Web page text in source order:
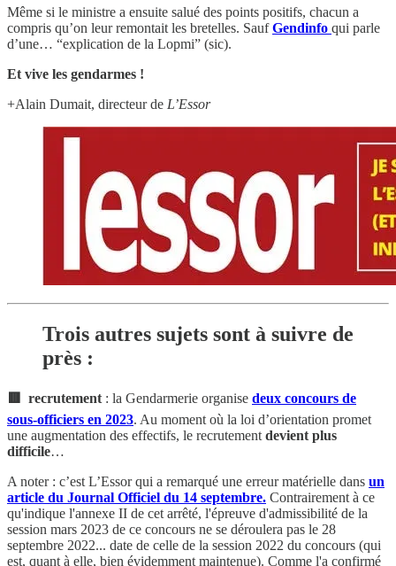
Même si le ministre a ensuite salué des points positifs, chacun a
compris qu’on leur remontait les bretelles. SaufGendinfo qui parle
d’une… “explication de la Lopmi” (sic).
Et vive les gendarmes !
+Alain Dumait, directeur de L’Essor
Trois autres sujets sont à suivre de
près :
🟥 recrutement : la Gendarmerie organise deux concours de
sous-officiers en 2023. Au moment où la loi d’orientation promet
une augmentation des effectifs, le recrutement devient plus
difficile…
A noter : c’est L’Essor qui a remarqué une erreur matérielle dans un
article du Journal Officiel du 14 septembre. Contrairement à ce
qu'indique l'annexe II de cet arrêté, l'épreuve d'admissibilité de la
session mars 2023 de ce concours ne se déroulera pas le 28
septembre 2022... date de celle de la session 2022 du concours (qui
est, quant à elle, bien évidemment maintenue). Comme l'a confirmé